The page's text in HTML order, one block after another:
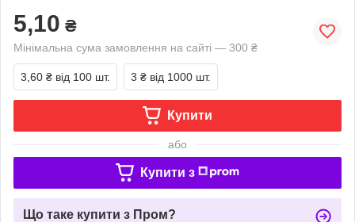
5,10 ₴
Мінімальна сума замовлення на сайті — 300 ₴
3,60 ₴ від 100 шт. 3 ₴ від 1000 шт.
Купити
або
Купити з
Що таке купити з Пром?